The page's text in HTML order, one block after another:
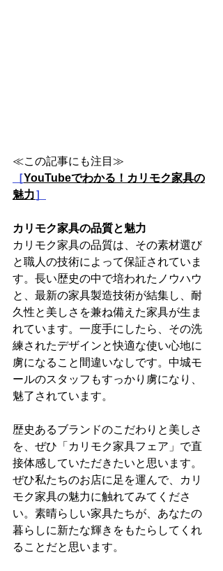
≪この記事にも注目≫
［YouTubeでわかる！カリモク家具の
魅力］
カリモク家具の品質と魅力
カリモク家具の品質は、その素材選び
と職人の技術によって保証されていま
す。長い歴史の中で培われたノウハウ
と、最新の家具製造技術が結集し、耐
久性と美しさを兼ね備えた家具が生ま
れています。一度手にしたら、その洗
練されたデザインと快適な使い心地に
虜になること間違いなしです。中城モ
ールのスタッフもすっかり虜になり、
魅了されています。
歴史あるブランドのこだわりと美しさ
を、ぜひ「カリモク家具フェア」で直
接体感していただきたいと思います。
ぜひ私たちのお店に足を運んで、カリ
モク家具の魅力に触れてみてくださ
い。素晴らしい家具たちが、あなたの
暮らしに新たな輝きをもたらしてくれ
ることだと思います。